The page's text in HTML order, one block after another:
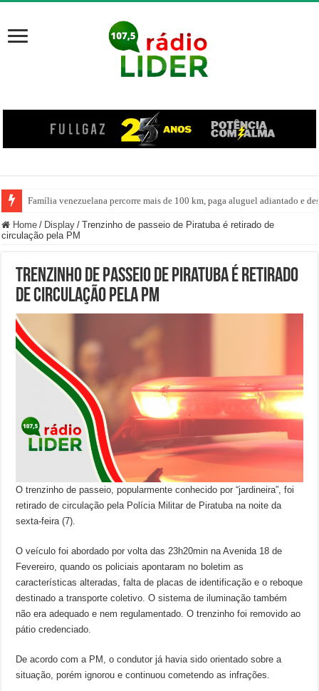
Família venezuelana percorre mais de 100 km, paga aluguel adiantado e
Centro de ciclone fica sobre o oceano e não atinge diretamente SC,
Home / Display / Trenzinho de passeio de Piratuba é retirado de
circulação pela PM
Trenzinho de passeio de Piratuba é retirado
de circulação pela PM
O trenzinho de passeio, popularmente conhecido por “jardineira”, foi
retirado de circulação pela Polícia Militar de Piratuba na noite da
sexta-feira (7).
O veículo foi abordado por volta das 23h20min na Avenida 18 de
Fevereiro, quando os policiais apontaram no boletim as
características alteradas, falta de placas de identificação e o reboque
destinado a transporte coletivo. O sistema de iluminação também
não era adequado e nem regulamentado. O trenzinho foi removido ao
pátio credenciado.
De acordo com a PM, o condutor já havia sido orientado sobre a
situação, porém ignorou e continuou cometendo as infrações.